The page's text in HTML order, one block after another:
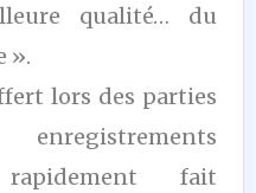
qualité… du
».
lors des parties
fait